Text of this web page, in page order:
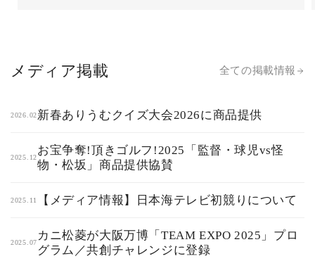
メディア掲載 全ての掲載情報
2026.02新春ありうむクイズ大会2026に商品提供
2025.12
お宝争奪!頂きゴルフ!2025「監督・球児vs怪
物・松坂」商品提供協賛
2025.11 【メディア情報】日本海テレビ初競りについて
2025.07
カニ松菱が大阪万博「TEAM EXPO 2025」プロ
グラム／共創チャレンジに登録